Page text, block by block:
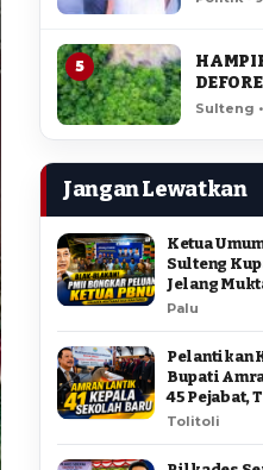
5
LORE
Sulteng
Jangan Lewatkan
Ketua
Sulteng
Jelang
Palu
Pelantikan
Bupati
45 Pejabat,
Tolitoli